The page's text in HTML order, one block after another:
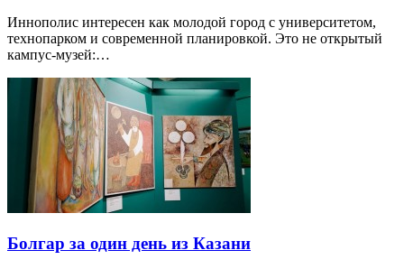
Иннополис интересен как молодой город с университетом,
технопарком и современной планировкой. Это не открытый
кампус-музей:…
Болгар за один день из Казани